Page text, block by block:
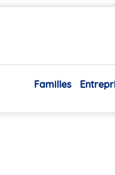
Familles